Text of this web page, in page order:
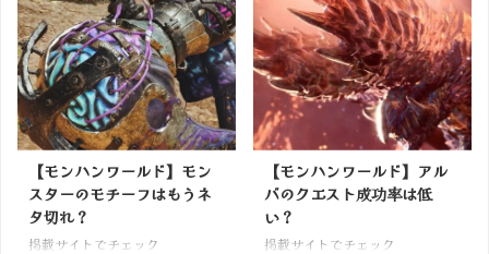
【モンハンワールド】モン
スターのモチーフはもうネ
タ切れ？
掲載サイトでチェック
【モンハンワールド】アル
バのクエスト成功率は低
い？
掲載サイトでチェック